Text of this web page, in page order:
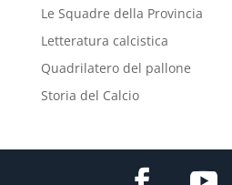
Le Squadre della Provincia
Letteratura calcistica
Quadrilatero del pallone
Storia del Calcio